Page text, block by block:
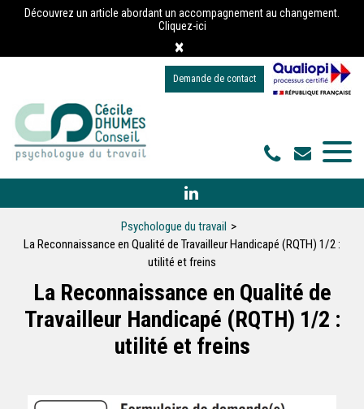
Découvrez un article abordant un accompagnement au changement.
Cliquez-ici
×
Demande de contact
Psychologue du travail
La Reconnaissance en Qualité de Travailleur Handicapé (RQTH) 1/2 :
utilité et freins
La Reconnaissance en Qualité de
Travailleur Handicapé (RQTH) 1/2 :
utilité et freins
Panneau de gestion des cookies